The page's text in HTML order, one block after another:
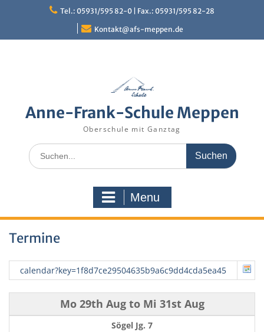
Tel.: 05931/595 82-0 | Fax.: 05931/595 82-28
Kontakt@afs-meppen.de
Anne-Frank-Schule Meppen
Oberschule mit Ganztag
Search
for:
Menu
Termine
calendar?key=1f8d7ce29504635b9a6c9dd4cda5ea45
Mo 29th Augto Mi 31st Aug
Sögel Jg. 7